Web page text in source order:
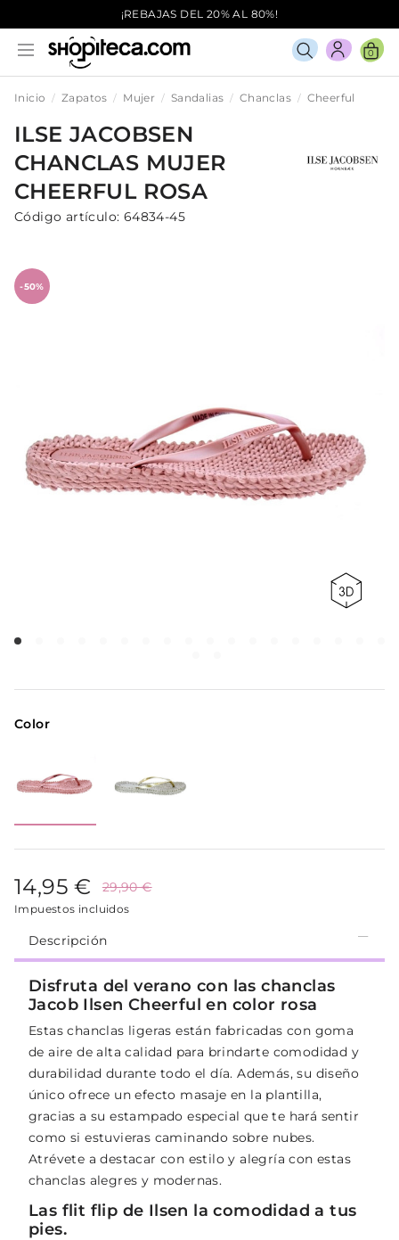
¡REBAJAS DEL 20% AL 80%!
0
Inicio Zapatos Mujer Sandalias Chanclas Cheerful
ILSE JACOBSEN
CHANCLAS MUJER
CHEERFUL ROSA
Código artículo: 64834-45
-50%
Color
14,95 € 29,90 €
Impuestos incluidos
Descripción
Disfruta del verano con las chanclas
Jacob Ilsen Cheerful en color rosa
Estas chanclas ligeras están fabricadas con goma
de aire de alta calidad para brindarte comodidad y
durabilidad durante todo el día. Además, su diseño
único ofrece un efecto masaje en la plantilla,
gracias a su estampado especial que te hará sentir
como si estuvieras caminando sobre nubes.
Atrévete a destacar con estilo y alegría con estas
chanclas alegres y modernas.
Las flit flip de Ilsen la comodidad a tus
pies.